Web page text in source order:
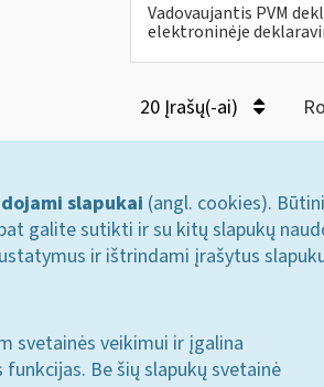
Vadovaujantis PVM
elektroninėje
20 Įrašų(-ai)
slapukai (angl. cookies).
galite sutikti ir su kitų slapukų
ir ištrindami įrašytus
svetainės veikimui ir įgalina
Be šių slapukų svetainė